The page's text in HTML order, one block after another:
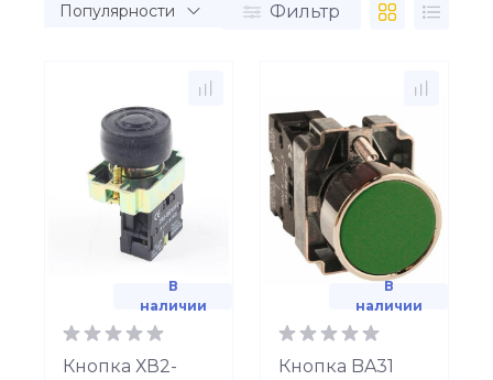
Фильтр
В
наличии
Кнопка ХВ2-
В
наличии
Кнопка BA31